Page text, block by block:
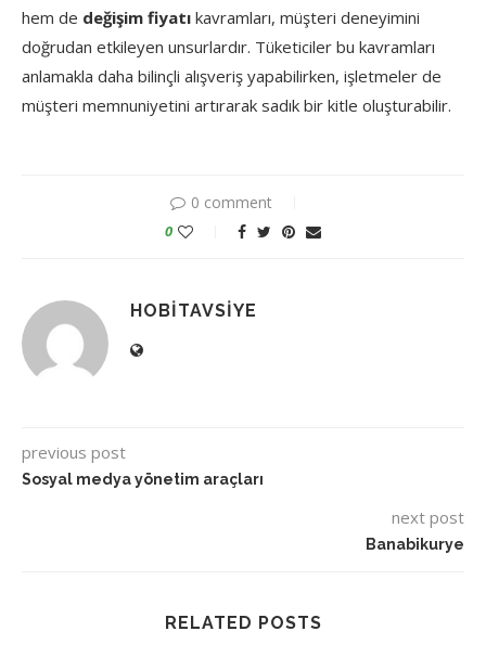
hem de değişim fiyatı kavramları, müşteri deneyimini
doğrudan etkileyen unsurlardır. Tüketiciler bu kavramları
anlamakla daha bilinçli alışveriş yapabilirken, işletmeler de
müşteri memnuniyetini artırarak sadık bir kitle oluşturabilir.
0 comment
0
HOBITAVSIYE
previous post
Sosyal medya yönetim araçları
next post
Banabikurye
RELATED POSTS